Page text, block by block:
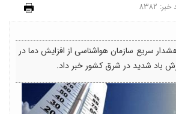
خبر: ۸۳۸۲
سریع سازمان هواشناسی از افزایش دما در
باد شدید در شرق کشور خبر داد.